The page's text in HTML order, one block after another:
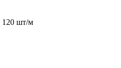
120 шт/м